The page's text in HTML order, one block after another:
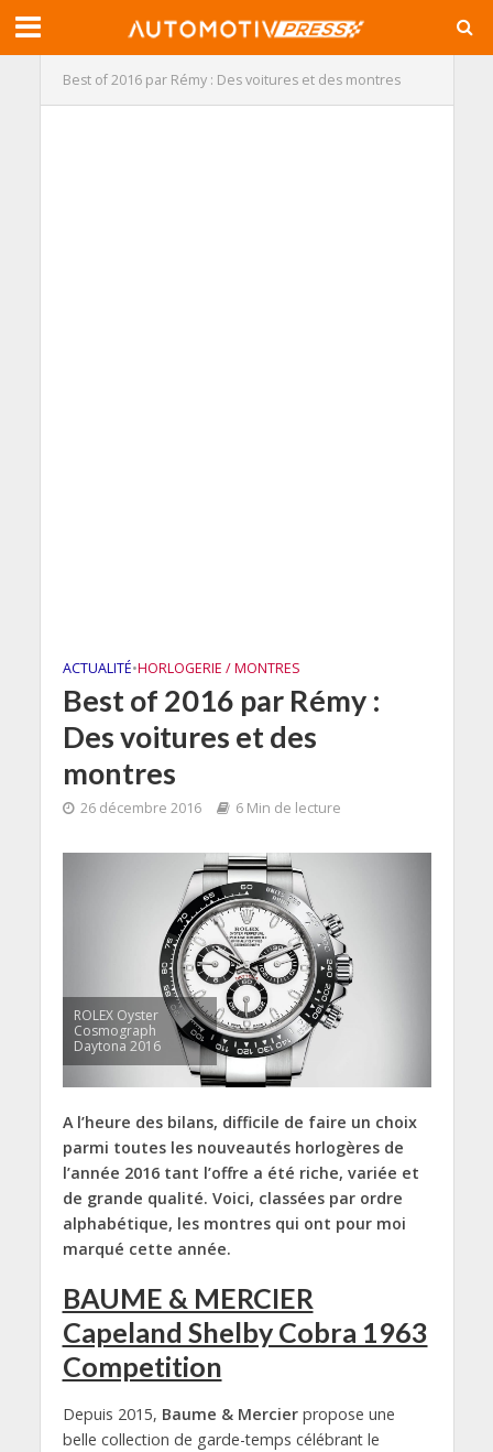
Best of 2016 par Rémy : Des voitures et des montres
ACTUALITÉ•HORLOGERIE / MONTRES
Best of 2016 par Rémy :
Des voitures et des
montres
26 décembre 2016 6 Min de lecture
ROLEX Oyster
Cosmograph
Daytona 2016
A l’heure des bilans, difficile de faire un choix
parmi toutes les nouveautés horlogères de
l’année 2016 tant l’offre a été riche, variée et
de grande qualité. Voici, classées par ordre
alphabétique, les montres qui ont pour moi
marqué cette année.
BAUME & MERCIER
Capeland Shelby Cobra 1963
Competition
Depuis 2015, Baume & Mercierpropose une
belle collection de garde-temps célébrant le